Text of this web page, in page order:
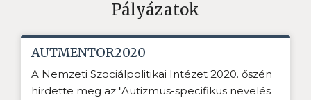
Pályázatok
AUTMENTOR2020
A Nemzeti Szociálpolitikai Intézet 2020. őszén
hirdette meg az "Autizmus-specifikus nevelés